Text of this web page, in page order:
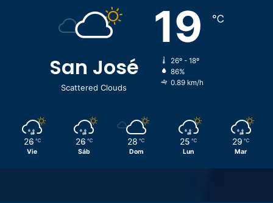
San José
Scattered Clouds
19 ℃
26º - 18º
86%
0.89 km/h
26 ℃
Vie
26 ℃
Sáb
28 ℃
Dom
25 ℃
Lun
29 ℃
Mar